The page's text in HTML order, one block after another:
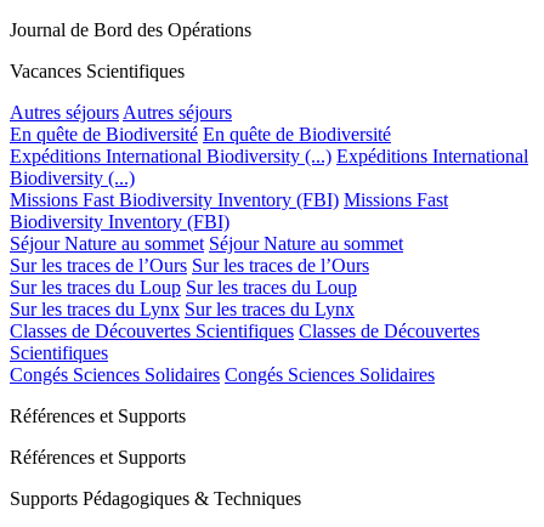
Journal de Bord des Opérations
Vacances Scientifiques
Autres séjours Autres séjours
En quête de Biodiversité En quête de Biodiversité
Expéditions International Biodiversity (...) Expéditions International
Biodiversity (...)
Missions Fast Biodiversity Inventory (FBI) Missions Fast
Biodiversity Inventory (FBI)
Séjour Nature au sommet Séjour Nature au sommet
Sur les traces de l’Ours Sur les traces de l’Ours
Sur les traces du Loup Sur les traces du Loup
Sur les traces du Lynx Sur les traces du Lynx
Classes de Découvertes Scientifiques Classes de Découvertes
Scientifiques
Congés Sciences Solidaires Congés Sciences Solidaires
Références et Supports
Références et Supports
Supports Pédagogiques & Techniques